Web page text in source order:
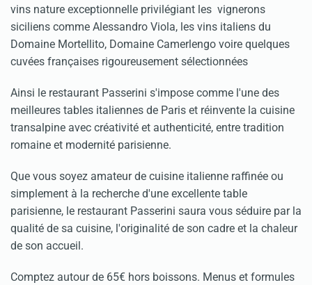
vins nature exceptionnelle privilégiant les vignerons
siciliens comme Alessandro Viola, les vins italiens du
Domaine Mortellito, Domaine Camerlengo voire quelques
cuvées françaises rigoureusement sélectionnées
Ainsi le restaurant Passerini s'impose comme l'une des
meilleures tables italiennes de Paris et réinvente la cuisine
transalpine avec créativité et authenticité, entre tradition
romaine et modernité parisienne.
Que vous soyez amateur de cuisine italienne raffinée ou
simplement à la recherche d'une excellente table
parisienne, le restaurant Passerini saura vous séduire par la
qualité de sa cuisine, l'originalité de son cadre et la chaleur
de son accueil.
Comptez autour de 65€ hors boissons. Menus et formules